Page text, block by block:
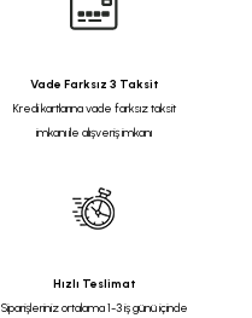
Vade Farksız 3 Taksit
Kredi kartlarına vade farksız taksit
imkanı ile alışveriş imkanı
Hızlı Teslimat
Siparişleriniz ortalama 1-3 iş günü içinde